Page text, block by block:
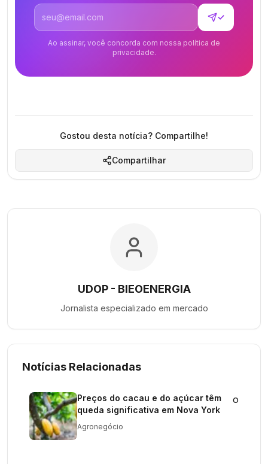
Endereço de email
✓
Ao assinar, você concorda com nossa política de
privacidade.
Gostou desta notícia? Compartilhe!
Compartilhar
UDOP - BIEOENERGIA
Jornalista especializado em mercado
Notícias Relacionadas
Preços do cacau e do açúcar têm
queda significativa em Nova York
Agronegócio
o